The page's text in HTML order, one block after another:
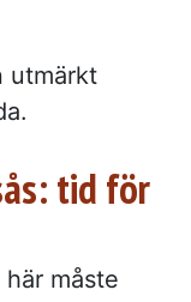
utmärkt
tid för
måste